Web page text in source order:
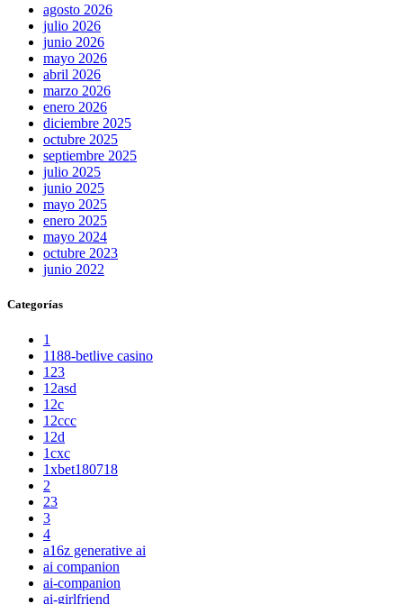
agosto 2026
julio 2026
junio 2026
mayo 2026
abril 2026
marzo 2026
enero 2026
diciembre 2025
octubre 2025
septiembre 2025
julio 2025
junio 2025
mayo 2025
enero 2025
mayo 2024
octubre 2023
junio 2022
Categorías
1
1188-betlive casino
123
12asd
12c
12ccc
12d
1cxc
1xbet180718
2
23
3
4
a16z generative ai
ai companion
ai-companion
ai-girlfriend